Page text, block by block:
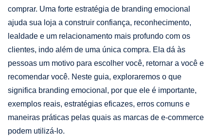
comprar. Uma forte estratégia de branding emocional
ajuda sua loja a construir confiança, reconhecimento,
lealdade e um relacionamento mais profundo com os
clientes, indo além de uma única compra. Ela dá às
pessoas um motivo para escolher você, retornar a você e
recomendar você. Neste guia, exploraremos o que
significa branding emocional, por que ele é importante,
exemplos reais, estratégias eficazes, erros comuns e
maneiras práticas pelas quais as marcas de e-commerce
podem utilizá-lo.